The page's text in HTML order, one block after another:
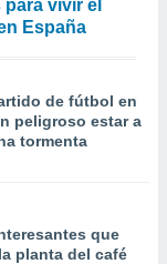
vivir el
España
de fútbol en
peligroso estar a
tormenta
que
planta del café